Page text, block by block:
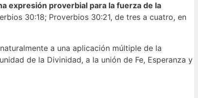
expresión proverbial para la fuerza de la
30:18; Proverbios 30:21, de tres a cuatro, en
a una aplicación múltiple de la
de la Divinidad, a la unión de Fe, Esperanza y